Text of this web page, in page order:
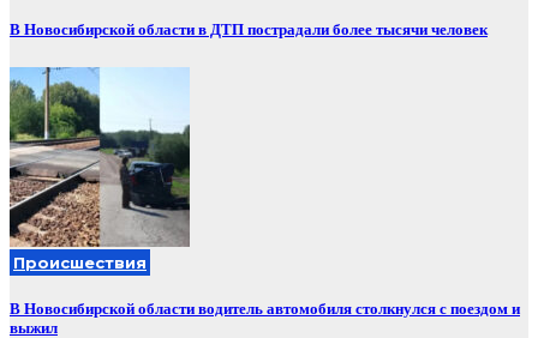
В Новосибирской области в ДТП пострадали более тысячи человек
Происшествия
В Новосибирской области водитель автомобиля столкнулся с поездом и
выжил